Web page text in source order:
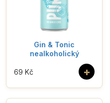
Gin & Tonic
nealkoholický
+
69 Kč